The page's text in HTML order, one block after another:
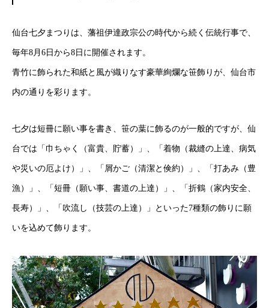
仙台七夕まつりは、藩祖伊達政宗公の時代から続く伝統行事で、
毎年8月6日から8日に開催されます。
青竹に飾られた和紙と風が織りなす豪華絢爛な笹飾りが、仙台市
内の通りを彩ります。
七夕は短冊に願い事を書き、笹の葉に飾るのが一般的ですが、仙
台では「巾ちゃく（富貴、貯蓄）」、「着物（裁縫の上達、病気
や災いの厄よけ）」、「屑かご（清潔と倹約）」、「打あみ（豊
漁）」、「短冊（願い事、書道の上達）」、「折鶴（家内安全、
長寿）」、「吹流し（技芸の上達）」といった7種類の飾りに願
いを込めて飾ります。